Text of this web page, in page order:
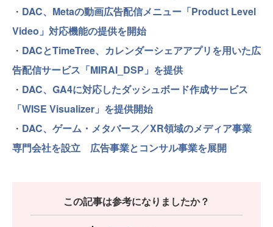
・ DAC、Metaの動画広告配信メニュー「Product Level
Video」対応機能の提供を開始
・ DACとTimeTree、カレンダーシェアアプリを用いた広
告配信サービス「MIRAI_DSP」を提供
・ DAC、GA4に対応したダッシュボード作成サービス
「WISE Visualizer」を提供開始
・ DAC、ゲーム・メタバース／XR領域のメディア事業
専門会社を設立 広告事業とコンサル事業を展開
この記事は参考になりましたか？